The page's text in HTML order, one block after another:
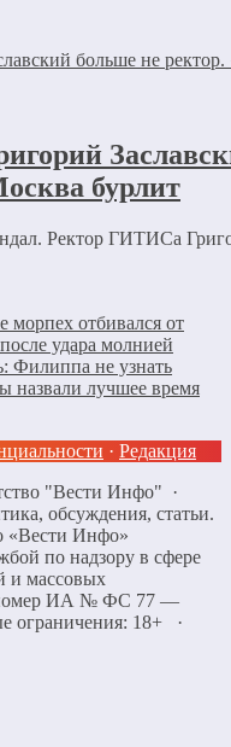
бурлит
Ректор ГИТИСа
морпех отбивался от
удара молнией
Филиппа не узнать
назвали лучшее время
· Редакция
"Вести Инфо" ·
обсуждения, статьи.
«Вести Инфо»
по надзору в сфере
и массовых
номер ИА № ФС 77 —
ограничения: 18+
·